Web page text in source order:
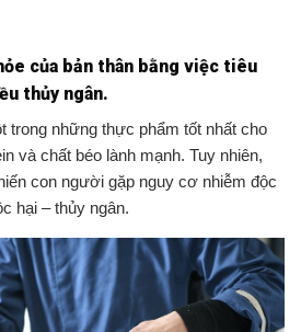
của bản thân bằng việc tiêu
thủy ngân.
trong những thực phẩm tốt nhất cho
và chất béo lành mạnh. Tuy nhiên,
con người gặp nguy cơ nhiễm độc
hại – thủy ngân.